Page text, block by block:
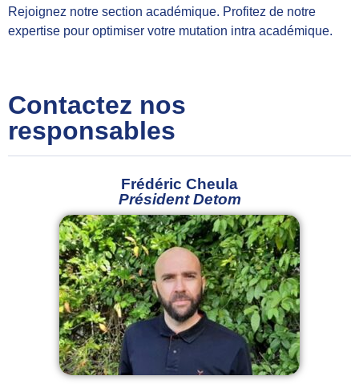
Rejoignez notre section académique. Profitez de notre
expertise pour optimiser votre mutation intra académique.
Contactez nos
responsables
Frédéric Cheula
Président Detom